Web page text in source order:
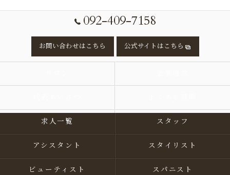
092-409-7158
お問い合わせはこちら 公式サイトはこちら
求人一覧 スタッフ
アシスタント スタイリスト
ビューティスト スパニスト